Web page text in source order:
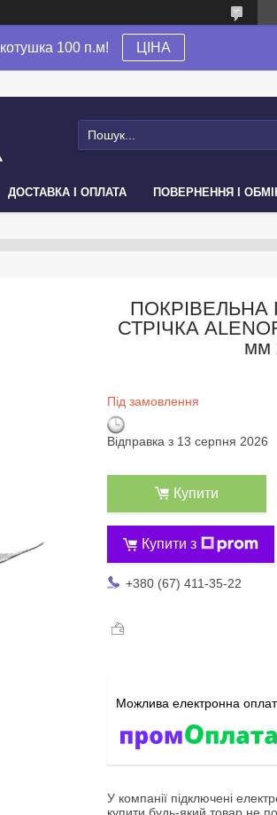
100 п.м! ЦІНА
ДОСТАВКА І ОПЛАТА ПОВЕРНЕННЯ І
СТРІЧКА
мм
Під замовлення
Відправка з 13 серпня 2026
Купити
Купити з
+380 (67) 411-35-22
У компанії підключені